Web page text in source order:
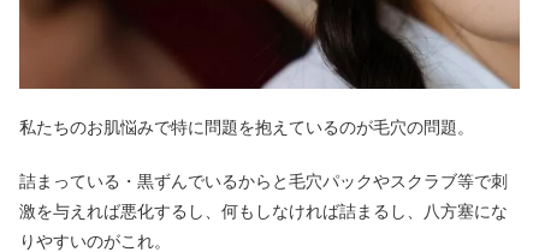
私たちのお肌悩みで特に問題を抱えているのが毛穴の問題。
詰まっている・黒ずんでいるからと毛穴パックやスクラブ等で刺
激を与えれば悪化するし、何もしなければ詰まるし、八方塞にな
りやすいのがこれ。